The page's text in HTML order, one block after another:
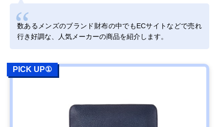
数あるメンズのブランド財布の中でもECサイトなどで売れ
行き好調な、人気メーカーの商品を紹介します。
PICK UP①